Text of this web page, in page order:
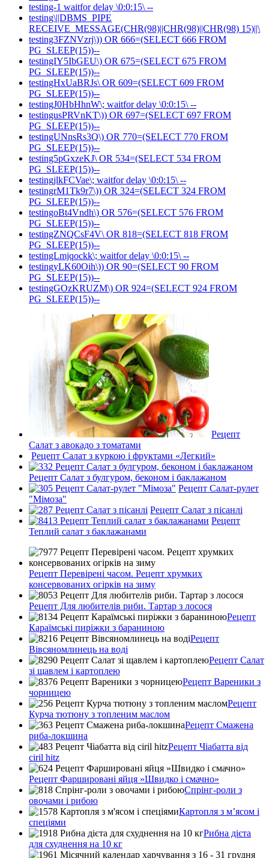
testing-1 waitfor delay \0:0:15\ --
testing\||DBMS_PIPE
RECEIVE_MESSAGE(CHR(98)||CHR(98)||CHR(98) 15)||\
testing3FZNVzrj\)) OR 666=(SELECT 666 FROM
PG_SLEEP(15))--
testingIY5IbGEU\) OR 675=(SELECT 675 FROM
PG_SLEEP(15))--
testingHxUaBRJs\ OR 609=(SELECT 609 FROM
PG_SLEEP(15))--
testingJ0HbHhnW\; waitfor delay \0:0:15\ --
testingusPRVnKT\)) OR 697=(SELECT 697 FROM
PG_SLEEP(15))--
testingUNnsRs3Q\) OR 770=(SELECT 770 FROM
PG_SLEEP(15))--
testing5pGxzeKJ\ OR 534=(SELECT 534 FROM
PG_SLEEP(15))--
testingjlkFCVae\; waitfor delay \0:0:15\ --
testingrM1Tk9r7\)) OR 324=(SELECT 324 FROM
PG_SLEEP(15))--
testingoBt4Vndh\) OR 576=(SELECT 576 FROM
PG_SLEEP(15))--
testingZNQCsF4V\ OR 818=(SELECT 818 FROM
PG_SLEEP(15))--
testingLmjqockk\; waitfor delay \0:0:15\ --
testingyLK60Oih\)) OR 90=(SELECT 90 FROM
PG_SLEEP(15))--
testingGOzKRUZM\) OR 924=(SELECT 924 FROM
PG_SLEEP(15))--
Рецепт
Салат з авокадо з томатами
Рецепт Салат з куркою і фруктами «Легкий»
Рецепт Салат з булгуром, беконом і баклажаном
Рецепт Салат-рулет
"Мімоза"
Рецепт Салат з пісанлі
Рецепт
Теплий салат з баклажанами
Рецепт Перевірені часом. Рецепт хрумких
консервованих огірків на зиму
Рецепт Для любителів риби. Тартар з лосося
Рецепт
Караїмські пиріжки з бараниною
Рецепт
Вівсяномлинець на воді
Рецепт Салат
зі щавлем і картоплею
Рецепт Вареники з
чорницею
Рецепт
Курча тютюну з топленим маслом
Рецепт Смажена
риба-локшина
Рецепт Чіабатта від
ciril hitz
Рецепт Фаршировані яйця »Швидко і смачно»
Спрінг-роли з
овочами і рибою
Картопля з м’ясом і
спеціями
Рибна дієта
для схуднення на 10 кг